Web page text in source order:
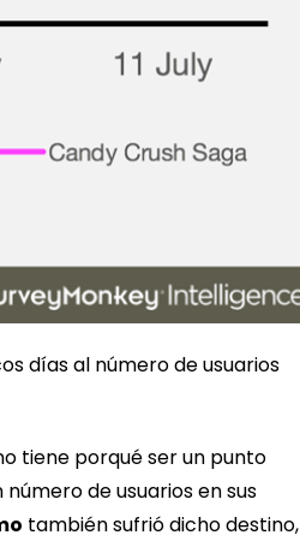
días al número de usuarios
tiene porqué ser un punto
de usuarios en sus
también sufrió dicho destino,